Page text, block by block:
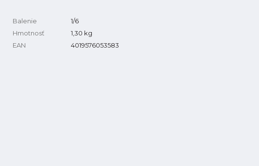
Balenie
1/6
Hmotnosť
1,30 kg
EAN
4019576053583